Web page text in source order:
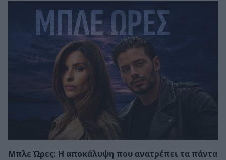
Μπλε Ώρες: Η αποκάλυψη που ανατρέπει τα πάντα